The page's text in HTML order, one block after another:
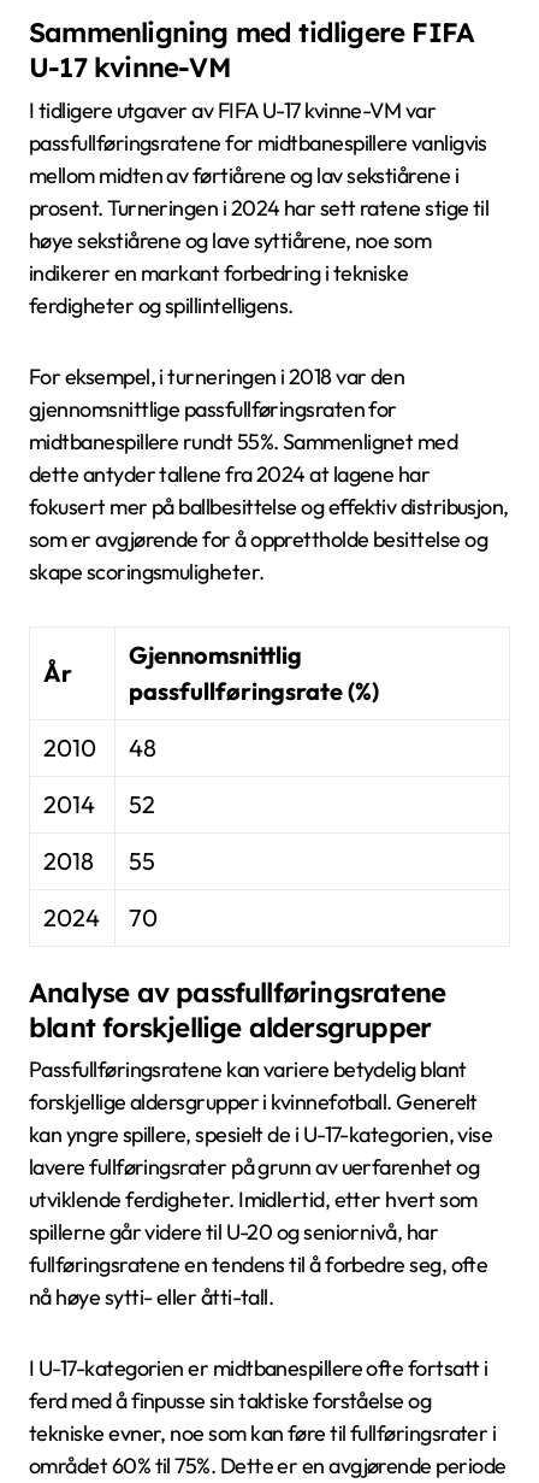
Sammenligning med tidligere FIFA
U-17 kvinne-VM
I tidligere utgaver av FIFA U-17 kvinne-VM var
passfullføringsratene for midtbanespillere vanligvis
mellom midten av førtiårene og lav sekstiårene i
prosent. Turneringen i 2024 har sett ratene stige til
høye sekstiårene og lave syttiårene, noe som
indikerer en markant forbedring i tekniske
ferdigheter og spillintelligens.
For eksempel, i turneringen i 2018 var den
gjennomsnittlige passfullføringsraten for
midtbanespillere rundt 55%. Sammenlignet med
dette antyder tallene fra 2024 at lagene har
fokusert mer på ballbesittelse og effektiv distribusjon,
som er avgjørende for å opprettholde besittelse og
skape scoringsmuligheter.
År
Gjennomsnittlig
passfullføringsrate (%)
2010
48
2014
52
2018
55
2024
70
Analyse av passfullføringsratene
blant forskjellige aldersgrupper
Passfullføringsratene kan variere betydelig blant
forskjellige aldersgrupper i kvinnefotball. Generelt
kan yngre spillere, spesielt de i U-17-kategorien, vise
lavere fullføringsrater på grunn av uerfarenhet og
utviklende ferdigheter. Imidlertid, etter hvert som
spillerne går videre til U-20 og seniornivå, har
fullføringsratene en tendens til å forbedre seg, ofte
nå høye sytti- eller åtti-tall.
I U-17-kategorien er midtbanespillere ofte fortsatt i
ferd med å finpusse sin taktiske forståelse og
tekniske evner, noe som kan føre til fullføringsrater i
området 60% til 75%. Dette er en avgjørende periode